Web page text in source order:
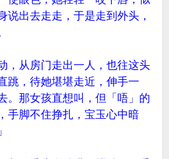
说出去走走，于是走到外头，
，从房门走出一人，也往这头
跳，待她堪堪走近，伸手一
。那女孩直想叫，但「唔」的
手脚不住挣扎，宝玉心中暗